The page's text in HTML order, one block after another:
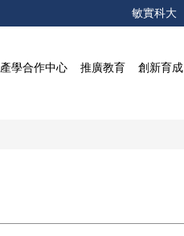
敏實科大
產學合作中心 推廣教育 創新育成